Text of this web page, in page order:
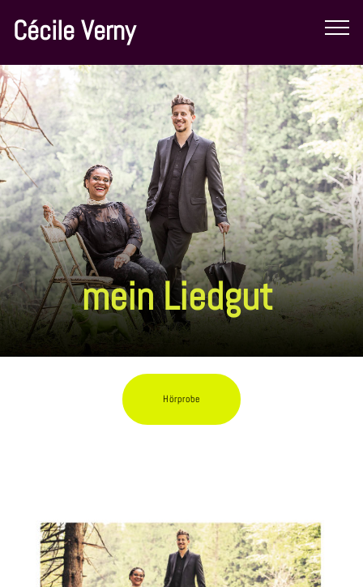
mein Liedgut
Hörprobe
Cécile Verny